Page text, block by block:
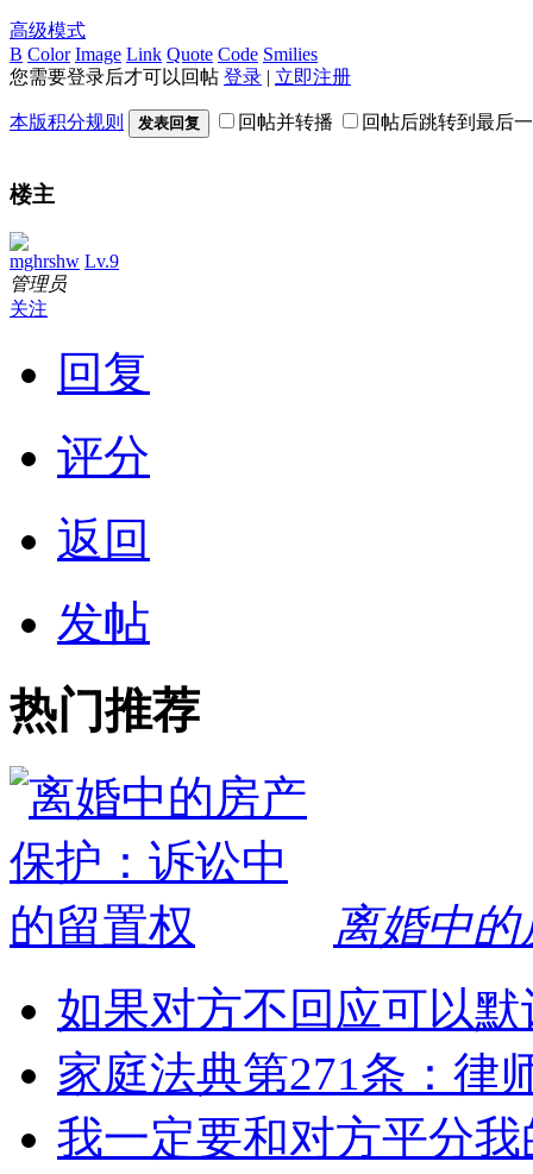
高级模式
B Color Image Link Quote Code Smilies
您需要登录后才可以回帖 登录 | 立即注册
本版积分规则 发表回复 回帖并转播 回帖后跳转到最后
楼主
mghrshw Lv.9
管理员
关注
回复
评分
返回
发帖
热门推荐
离婚中
如果对方不回应可以
家庭法典第271条：律
我一定要和对方平分